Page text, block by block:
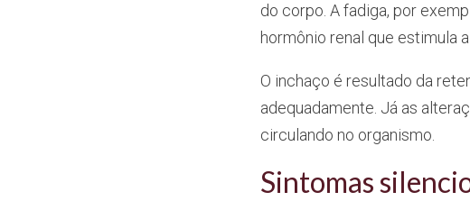
do corpo. A fadiga, por
hormônio renal que estimula
O inchaço é resultado da
adequadamente. Já as
circulando no organismo.
Sintomas